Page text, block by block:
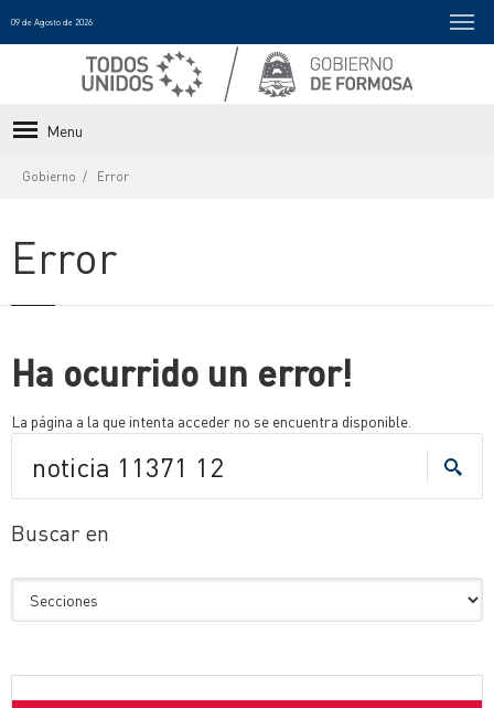
09 de Agosto de 2026
Menu
Gobierno Error
Error
Ha ocurrido un error!
La página a la que intenta acceder no se encuentra disponible.
Buscar en